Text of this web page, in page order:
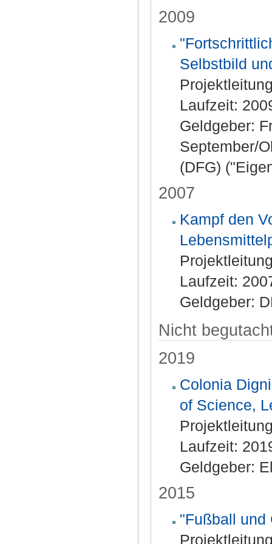
2009
Selbstbild
Laufzeit:
Geldgeber:
September/
(DFG)
2007
Kampf den
Laufzeit:
Geldgeber:
Nicht
2019
Colonia
of Science,
Laufzeit:
Geldgeber:
2015
"Fußball und